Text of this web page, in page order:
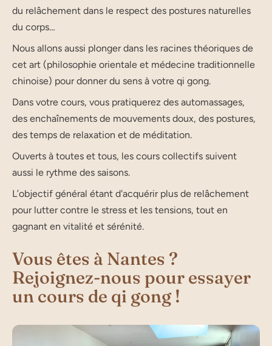
du relâchement dans le respect des postures naturelles
du corps…
Nous allons aussi plonger dans les racines théoriques de
cet art (philosophie orientale et médecine traditionnelle
chinoise) pour donner du sens à votre qi gong.
Dans votre cours, vous pratiquerez des automassages,
des enchaînements de mouvements doux, des postures,
des temps de relaxation et de méditation.
Ouverts à toutes et tous, les cours collectifs suivent
aussi le rythme des saisons.
L’objectif général étant d'acquérir plus de relâchement
pour lutter contre le stress et les tensions, tout en
gagnant en vitalité et sérénité.
Vous êtes à Nantes ?
Rejoignez-nous pour essayer
un cours de qi gong !